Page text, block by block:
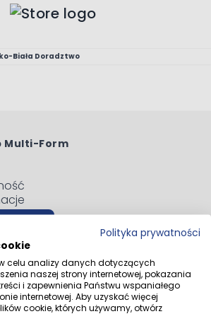
Biała Doradztwo
Multi-Form
sprzęcie elektrycznym i
Polityka prywatności
celu analizy danych dotyczących
naszej strony internetowej, pokazania
i zapewnienia Państwu wspaniałego
internetowej. Aby uzyskać więcej
cookie, których używamy, otwórz